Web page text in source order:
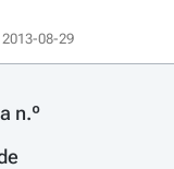
2013-08-29
n.º